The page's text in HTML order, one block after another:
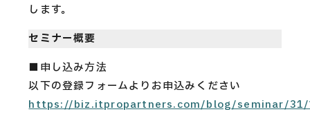
します。
セミナー概要
■申し込み方法
以下の登録フォームよりお申込みください
https://biz.itpropartners.com/blog/seminar/